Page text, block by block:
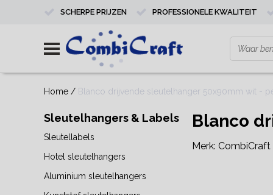
SCHERPE PRIJZEN PROFESSIONELE KWALITEIT
Home / Blanco drijvende sleutelhanger 50x90mm wit -
Sleutelhangers & Labels
Sleutellabels
Hotel sleutelhangers
Aluminium sleutelhangers
Blanco
Merk: CombiCraft